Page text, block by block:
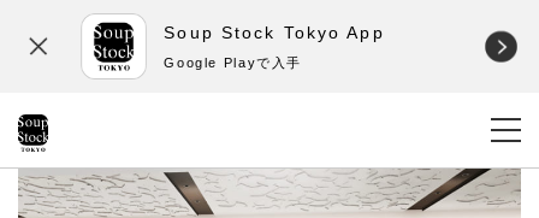
Soup Stock Tokyo App
Google Playで入手